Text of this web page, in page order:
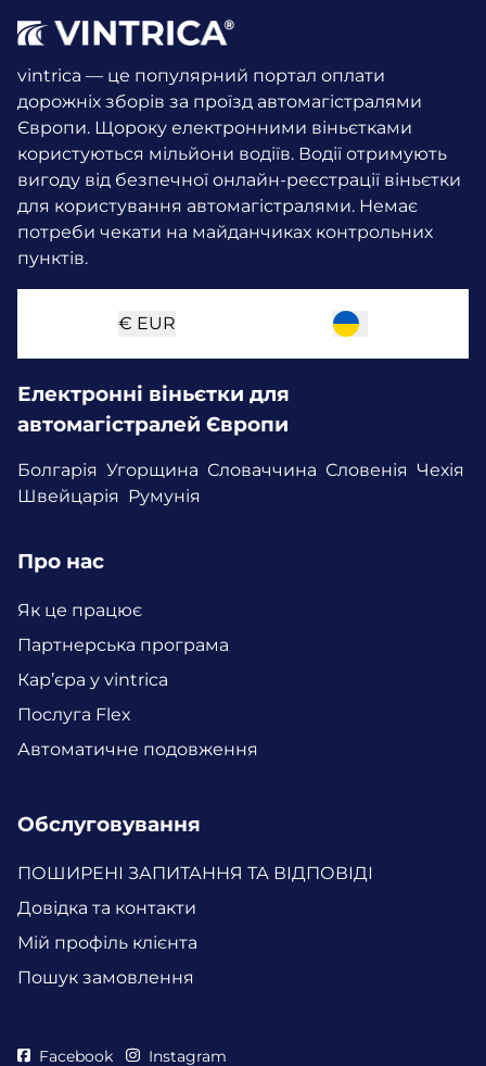
vintrica — це популярний портал оплати
дорожніх зборів за проїзд автомагістралями
Європи. Щороку електронними віньєтками
користуються мільйони водіїв. Водії отримують
вигоду від безпечної онлайн-реєстрації віньєтки
для користування автомагістралями. Немає
потреби чекати на майданчиках контрольних
пунктів.
€ EUR
Електронні віньєтки для
автомагістралей Європи
Болгарія Угорщина Словаччина Словенія Чехія
Швейцарія Румунія
Про нас
Як це працює
Партнерська програма
Кар’єра у vintrica
Послуга Flex
Автоматичне подовження
Обслуговування
ПОШИРЕНІ ЗАПИТАННЯ ТА ВІДПОВІДІ
Довідка та контакти
Мій профіль клієнта
Пошук замовлення
Facebook Instagram